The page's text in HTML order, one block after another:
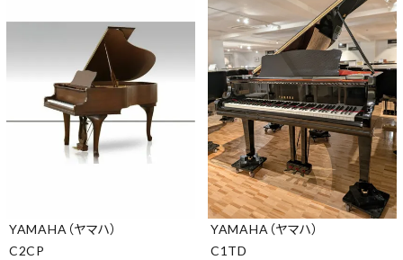
YAMAHA（ヤマハ）
C2CP
YAMAHA（ヤマハ）
C1TD